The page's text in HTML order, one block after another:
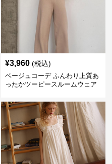
¥3,960 (税込)
ベージュコーデ ふんわり上質あ
ったかツーピースルームウェア